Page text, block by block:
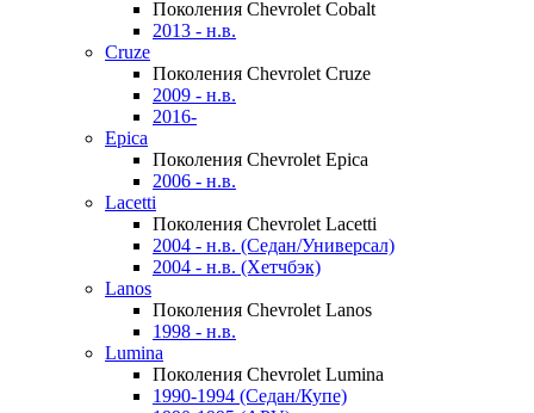
Поколения Chevrolet Cobalt
2013 - н.в.
Cruze
Поколения Chevrolet Cruze
2009 - н.в.
2016-
Epica
Поколения Chevrolet Epica
2006 - н.в.
Lacetti
Поколения Chevrolet Lacetti
2004 - н.в. (Седан/Универсал)
2004 - н.в. (Хетчбэк)
Lanos
Поколения Chevrolet Lanos
1998 - н.в.
Lumina
Поколения Chevrolet Lumina
1990-1994 (Седан/Купе)